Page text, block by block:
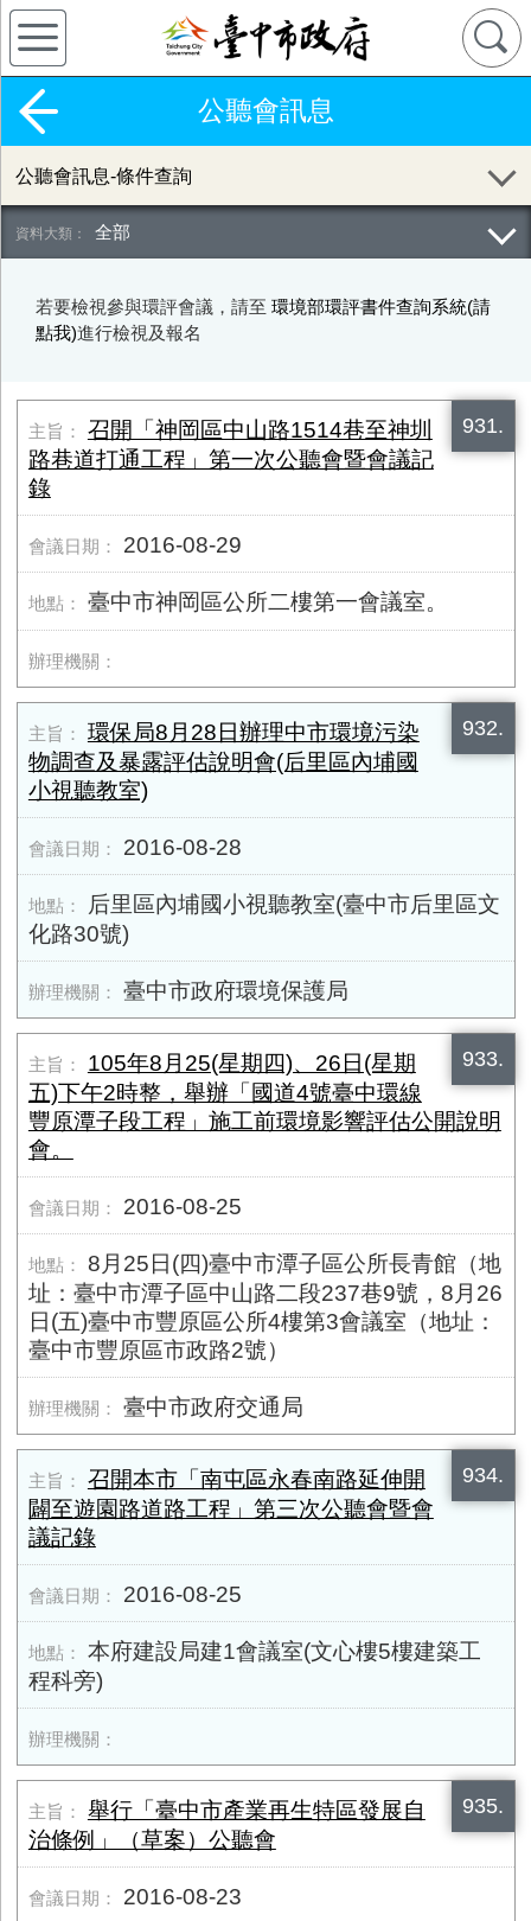
公聽會訊息
公聽會訊息-條件查詢
全部
若要檢視參與環評會議，請至 環境部環評書件查詢系統(請
點我)進行檢視及報名
931.
召開「神岡區中山路1514巷至神圳
路巷道打通工程」第一次公聽會暨會議記
錄
2016-08-29
臺中市神岡區公所二樓第一會議室。
932.
環保局8月28日辦理中市環境污染
物調查及暴露評估說明會(后里區內埔國
小視聽教室)
2016-08-28
后里區內埔國小視聽教室(臺中市后里區文
化路30號)
臺中市政府環境保護局
933.
105年8月25(星期四)、26日(星期
五)下午2時整，舉辦「國道4號臺中環線
豐原潭子段工程」施工前環境影響評估公開說明
會。
2016-08-25
8月25日(四)臺中市潭子區公所長青館（地
址：臺中市潭子區中山路二段237巷9號，8月26
日(五)臺中市豐原區公所4樓第3會議室（地址：
臺中市豐原區市政路2號）
臺中市政府交通局
934.
召開本市「南屯區永春南路延伸開
闢至遊園路道路工程」第三次公聽會暨會
議記錄
2016-08-25
本府建設局建1會議室(文心樓5樓建築工
程科旁)
935.
舉行「臺中市產業再生特區發展自
治條例」（草案）公聽會
2016-08-23